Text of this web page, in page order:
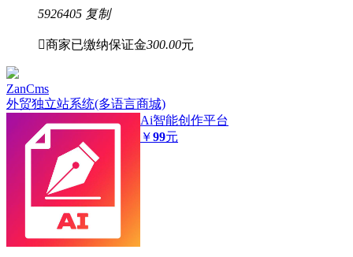
5926405 复制
商家已缴纳保证金300.00元
ZanCms
外贸独立站系统(多语言商城)
Ai智能创作平台
￥99元